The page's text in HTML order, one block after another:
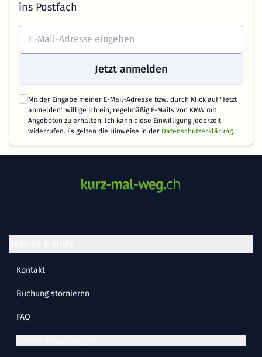
ins Postfach
Jetzt anmelden
Mit der Eingabe meiner E-Mail-Adresse bzw. durch Klick auf "Jetzt
anmelden" willige ich ein, regelmäßig E-Mails von KMW mit
Angeboten zu erhalten. Ich kann diese Einwilligung jederzeit
widerrufen. Es gelten die Hinweise in der Datenschutzerklärung.
Kontakt
Buchung stornieren
FAQ